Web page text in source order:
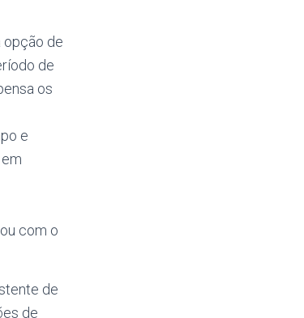
opção de
de
os
e
com o
de
de